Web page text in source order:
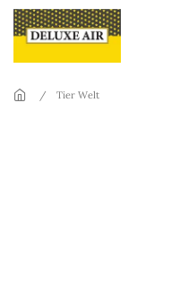
Skip to main content
Tier Welt